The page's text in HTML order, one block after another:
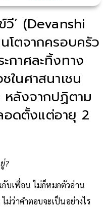
’ (Devanshi
โตจากครอบครัว
กาศละทิ้งทาง
ในศาสนาเชน
ลังจากปฏิตาม
อดตั้งแต่อายุ 2
?
บเพื่อน ไม่ก็หมกตัวอ่าน
ม่ว่าคำตอบจะเป็นอย่างไร